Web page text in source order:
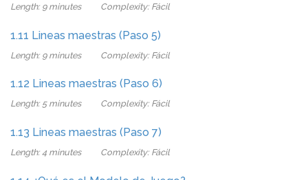
Length: 9 minutes Complexity: Fácil
1.11 Lineas maestras (Paso 5)
Length: 9 minutes Complexity: Fácil
1.12 Lineas maestras (Paso 6)
Length: 5 minutes Complexity: Fácil
1.13 Lineas maestras (Paso 7)
Length: 4 minutes Complexity: Fácil